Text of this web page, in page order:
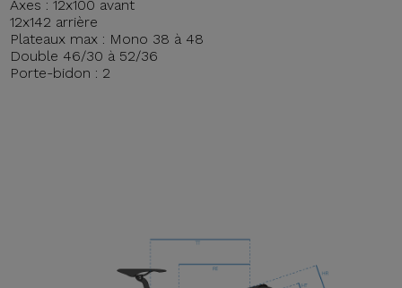
Axes : 12x100 avant
12x142 arrière
Plateaux max : Mono 38 à 48
Double 46/30 à 52/36
Porte-bidon : 2